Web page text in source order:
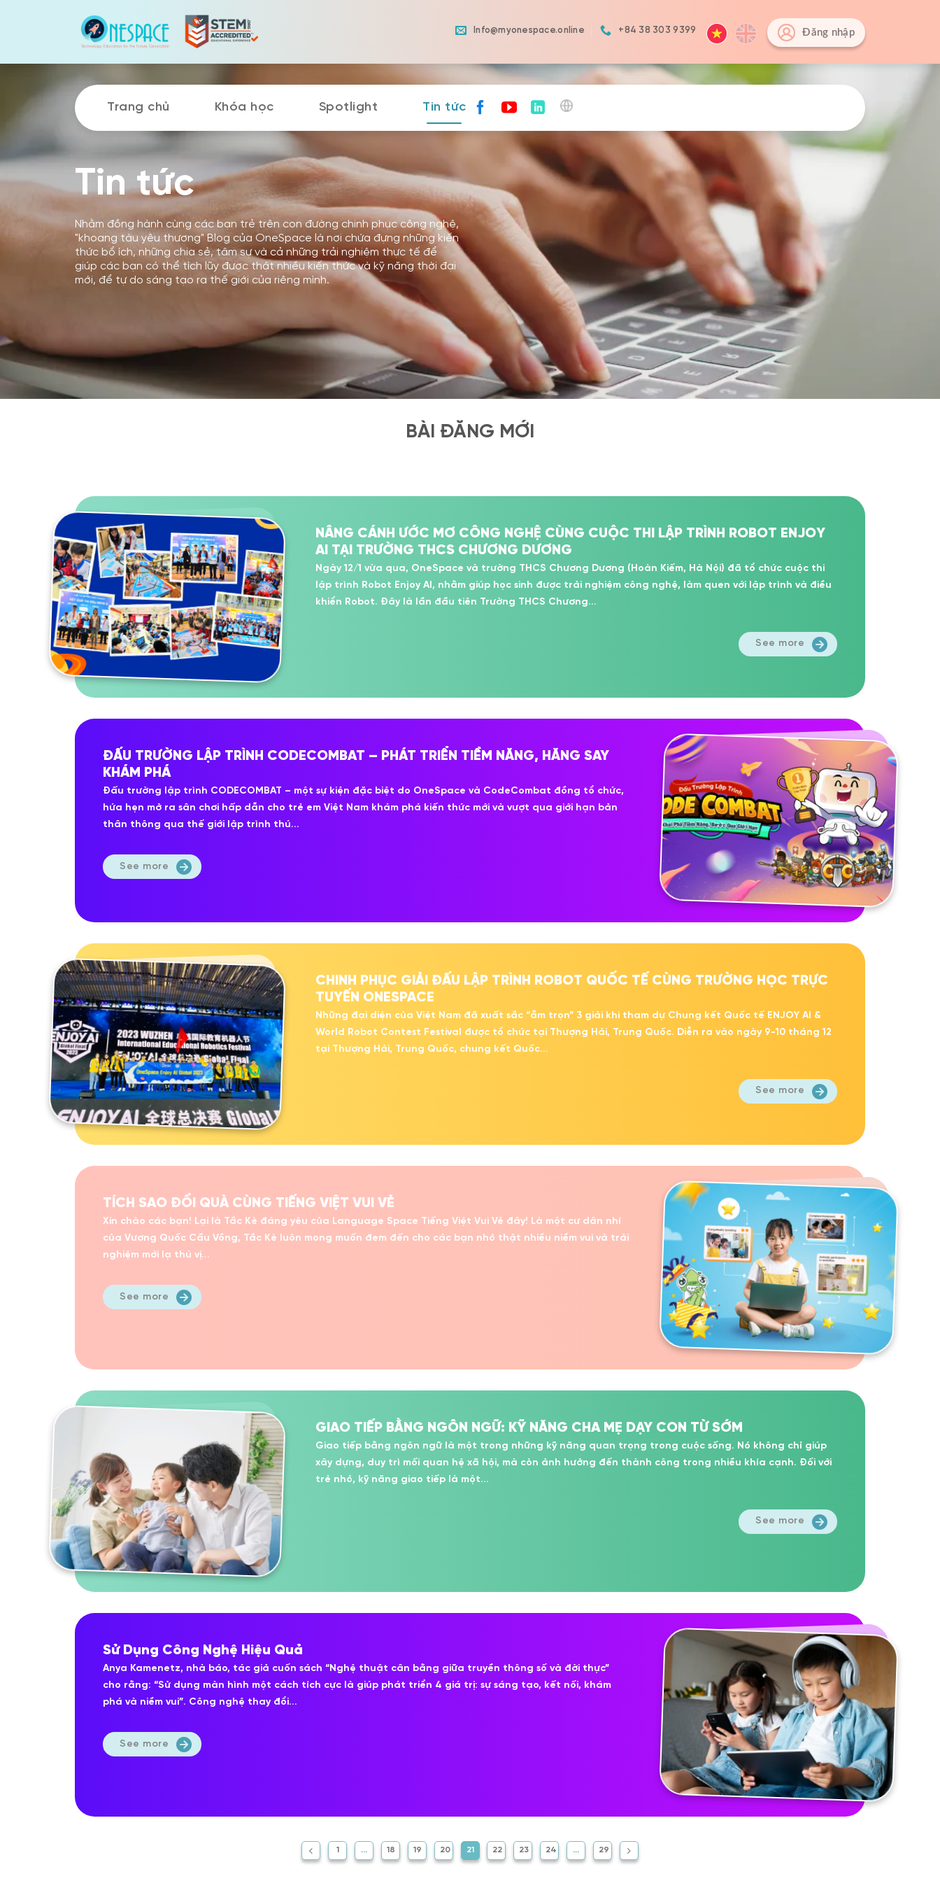
Info@myonespace.online +84 38 303 9399 Đăng nhập
Trang chủ Khóa học Spotlight Tin tức
Tin tức
Nhằm đồng hành cùng các bạn trẻ trên con đường chinh phục công nghệ,
"khoang tàu yêu thương" Blog của OneSpace là nơi chứa đựng những kiến
thức bổ ích, những chia sẻ, tâm sự và cả những trải nghiệm thực tế để
giúp các bạn có thể tích lũy được thật nhiều kiến thức và kỹ năng thời đại
mới, để tự do sáng tạo ra thế giới của riêng mình.
BÀI ĐĂNG MỚI
NÂNG CÁNH ƯỚC MƠ CÔNG NGHỆ CÙNG CUỘC THI LẬP TRÌNH ROBOT ENJOY
AI TẠI TRƯỜNG THCS CHƯƠNG DƯƠNG
Ngày 12/1 vừa qua, OneSpace và trường THCS Chương Dương (Hoàn Kiếm, Hà Nội) đã tổ chức cuộc thi
lập trình Robot Enjoy AI, nhằm giúp học sinh được trải nghiệm công nghệ, làm quen với lập trình và điều
khiển Robot. Đây là lần đầu tiên Trường THCS Chương...
See more
ĐẤU TRƯỜNG LẬP TRÌNH CODECOMBAT – PHÁT TRIỂN TIỀM NĂNG, HĂNG SAY
KHÁM PHÁ
Đấu trường lập trình CODECOMBAT – một sự kiện đặc biệt do OneSpace và CodeCombat đồng tổ chức,
hứa hẹn mở ra sân chơi hấp dẫn cho trẻ em Việt Nam khám phá kiến thức mới và vượt qua giới hạn bản
thân thông qua thế giới lập trình thú...
See more
CHINH PHỤC GIẢI ĐẤU LẬP TRÌNH ROBOT QUỐC TẾ CÙNG TRƯỜNG HỌC TRỰC
TUYẾN ONESPACE
Những đại diện của Việt Nam đã xuất sắc “ẵm trọn” 3 giải khi tham dự Chung kết Quốc tế ENJOY AI &
World Robot Contest Festival được tổ chức tại Thượng Hải, Trung Quốc. Diễn ra vào ngày 9-10 tháng 12
tại Thượng Hải, Trung Quốc, chung kết Quốc...
See more
TÍCH SAO ĐỔI QUÀ CÙNG TIẾNG VIỆT VUI VẺ
Xin chào các bạn! Lại là Tắc Kè đáng yêu của Language Space Tiếng Việt Vui Vẻ đây! Là một cư dân nhí
của Vương Quốc Cầu Vồng, Tắc Kè luôn mong muốn đem đến cho các bạn nhỏ thật nhiều niềm vui và trải
nghiệm mới lạ thú vị...
See more
GIAO TIẾP BẰNG NGÔN NGỮ: KỸ NĂNG CHA MẸ DẠY CON TỪ SỚM
Giao tiếp bằng ngôn ngữ là một trong những kỹ năng quan trọng trong cuộc sống. Nó không chỉ giúp
xây dựng, duy trì mối quan hệ xã hội, mà còn ảnh hưởng đến thành công trong nhiều khía cạnh. Đối với
trẻ nhỏ, kỹ năng giao tiếp là một...
See more
Sử Dụng Công Nghệ Hiệu Quả
Anya Kamenetz, nhà báo, tác giả cuốn sách “Nghệ thuật cân bằng giữa truyền thông số và đời thực”
cho rằng: “Sử dụng màn hình một cách tích cực là giúp phát triển 4 giá trị: sự sáng tạo, kết nối, khám
phá và niềm vui”. Công nghệ thay đổi...
See more
1 … 18 19 20 21 22 23 24 … 29